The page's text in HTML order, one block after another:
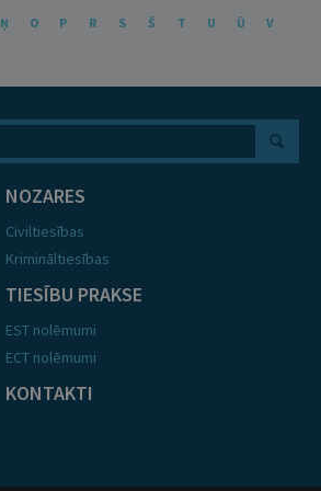
Ņ O P R S Š T U Ū
V
NOZARES
Civiltiesības
Krimināltiesības
TIESĪBU PRAKSE
EST nolēmumi
ECT nolēmumi
KONTAKTI